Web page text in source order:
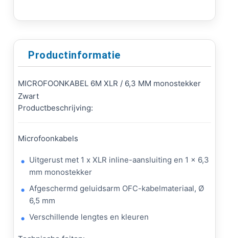
Productinformatie
MICROFOONKABEL 6M XLR / 6,3 MM monostekker
Zwart
Productbeschrijving:
Microfoonkabels
Uitgerust met 1 x XLR inline-aansluiting en 1 x 6,3
mm monostekker
Afgeschermd geluidsarm OFC-kabelmateriaal, Ø
6,5 mm
Verschillende lengtes en kleuren